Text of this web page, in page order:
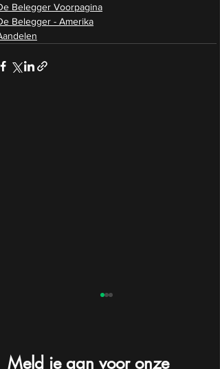
Belegger Voorpagina
Belegger - Amerika
Meld je aan voor onze